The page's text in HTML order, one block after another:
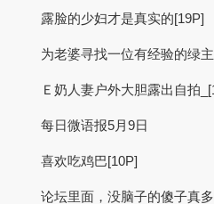
露脸的少妇才是真实的[19P]
为老婆寻找一位有经验的绿
Ｅ奶人妻户外大胆露出自拍
每日微语报5月9日
喜欢吃鸡巴[10P]
论坛里面，没脑子的傻子真多